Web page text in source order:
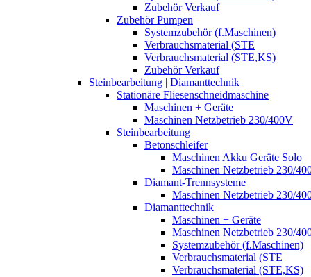
Zubehör Verkauf
Zubehör Pumpen
Systemzubehör (f.Maschinen)
Verbrauchsmaterial (STE
Verbrauchsmaterial (STE,KS)
Zubehör Verkauf
Steinbearbeitung | Diamanttechnik
Stationäre Fliesenschneidmaschine
Maschinen + Geräte
Maschinen Netzbetrieb 230/400V
Steinbearbeitung
Betonschleifer
Maschinen Akku Geräte Solo
Maschinen Netzbetrieb 230/
Diamant-Trennsysteme
Maschinen Netzbetrieb 230/
Diamanttechnik
Maschinen + Geräte
Maschinen Netzbetrieb 230/
Systemzubehör (f.Maschinen)
Verbrauchsmaterial (STE
Verbrauchsmaterial (STE,KS)